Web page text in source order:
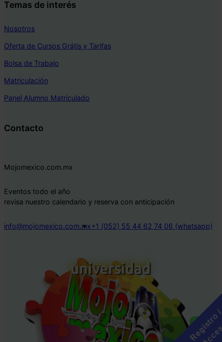
Temas de interés
Nosotros
Oferta de Cursos Grátis y Tarifas
Bolsa de Trabajo
Matriculación
Panel Alumno Matriculado
Contacto
Mojomexico.com.mx
Eventos todo el año
revisa nuestro calendario y reserva con anticipación
info@mojomexico.com.mx+1 (052) 55 44 62 74 06 (whatsapp)